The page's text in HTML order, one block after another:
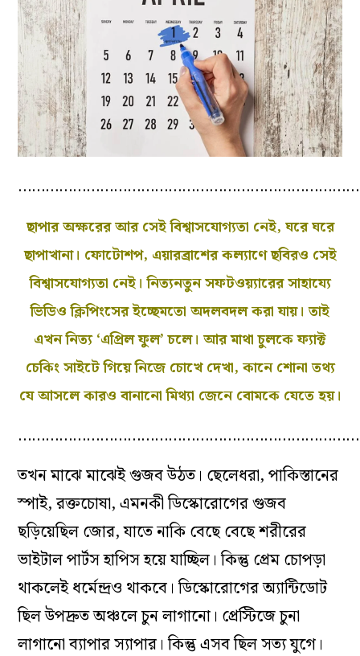
ছাপার অক্ষরের আর সেই বিশ্বাসযোগ্যতা নেই, ঘরে ঘরে
ছাপাখানা। ফোটোশপ, এয়ারব্রাশের কল্যাণে ছবিরও সেই
বিশ্বাসযোগ্যতা নেই। নিত্যনতুন সফটওয়্যারের সাহায্যে
ভিডিও ক্লিপিংসের ইচ্ছেমতো অদলবদল করা যায়। তাই
এখন নিত্য ‘এপ্রিল ফুল’ চলে। আর মাথা চুলকে ফ্যাক্ট
চেকিং সাইটে গিয়ে নিজে চোখে দেখা, কানে শোনা তথ্য
যে আসলে কারও বানানো মিথ্যা জেনে বোমকে যেতে হয়।
তখন মাঝে মাঝেই গুজব উঠত। ছেলেধরা, পাকিস্তানের
স্পাই, রক্তচোষা, এমনকী ডিস্কোরোগের গুজব
ছড়িয়েছিল জোর, যাতে নাকি বেছে বেছে শরীরের
ভাইটাল পার্টস হাপিস হয়ে যাচ্ছিল। কিন্তু প্রেম চোপড়া
থাকলেই ধর্মেন্দ্রও থাকবে। ডিস্কোরোগের অ্যান্টিডোট
ছিল উপদ্রুত অঞ্চলে চুন লাগানো। প্রেস্টিজে চুনা
লাগানো ব্যাপার স্যাপার। কিন্তু এসব ছিল সত্য যুগে।